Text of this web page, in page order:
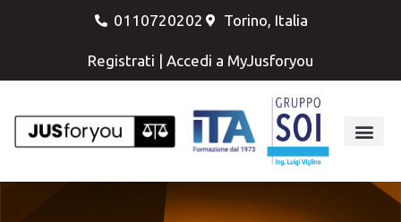
0110720202 Torino, Italia
Registrati | Accedi a MyJusforyou